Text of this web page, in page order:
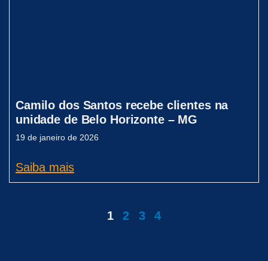
Camilo dos Santos recebe clientes na
unidade de Belo Horizonte – MG
19 de janeiro de 2026
Saiba mais
1 2 3 4